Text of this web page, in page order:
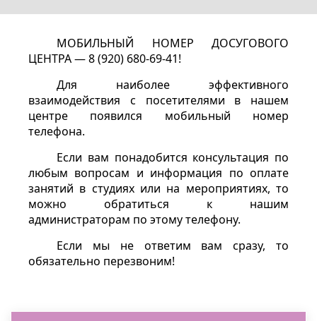
МОБИЛЬНЫЙ НОМЕР ДОСУГОВОГО
ЦЕНТРА — 8 (920) 680-69-41!
Для наиболее эффективного
взаимодействия с посетителями в нашем
центре появился мобильный номер
телефона.
Если вам понадобится консультация по
любым вопросам и информация по оплате
занятий в студиях или на мероприятиях, то
можно обратиться к нашим
администраторам по этому телефону.
Если мы не ответим вам сразу, то
обязательно перезвоним!